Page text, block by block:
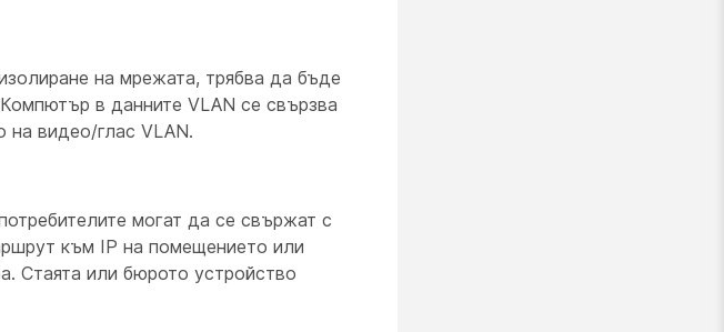
на мрежата, трябва да бъде
в данните VLAN се свързва
видео/глас VLAN.
могат да се свържат с
към IP на помещението или
Стаята или бюрото устройство